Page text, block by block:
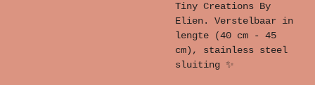
Tiny Creations By
Elien. Verstelbaar in
lengte (40 cm - 45
cm), stainless steel
sluiting ✨